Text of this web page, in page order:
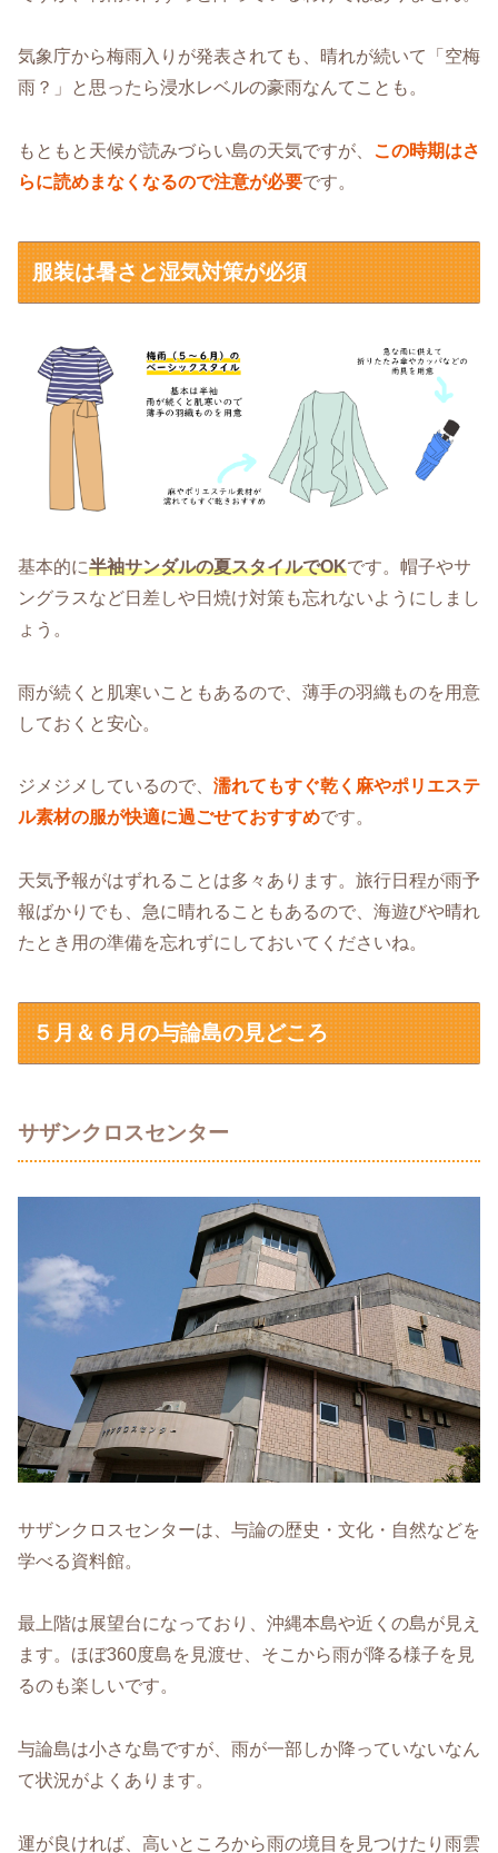
気象庁から梅雨入りが発表されても、晴れが続いて「空梅
雨？」と思ったら浸水レベルの豪雨なんてことも。
もともと天候が読みづらい島の天気ですが、 この時期はさ
らに読めまなくなるので注意が必要です。
服装は暑さと湿気対策が必須
基本的に半袖サンダルの夏スタイルでOKです。帽子やサ
ングラスなど日差しや日焼け対策も忘れないようにしまし
ょう。
雨が続くと肌寒いこともあるので、薄手の羽織ものを用意
しておくと安心。
ジメジメしているので、 濡れてもすぐ乾く麻やポリエステ
ル素材の服が快適に過ごせておすすめです。
天気予報がはずれることは多々あります。旅行日程が雨予
報ばかりでも、急に晴れることもあるので、海遊びや晴れ
たとき用の準備を忘れずにしておいてくださいね。
５月＆６月の与論島の見どころ
サザンクロスセンター
サザンクロスセンターは、与論の歴史・文化・自然などを
学べる資料館。
最上階は展望台になっており、沖縄本島や近くの島が見え
ます。ほぼ360度島を見渡せ、そこから雨が降る様子を見
るのも楽しいです。
与論島は小さな島ですが、雨が一部しか降っていないなん
て状況がよくあります。
運が良ければ、高いところから雨の境目を見つけたり雨雲